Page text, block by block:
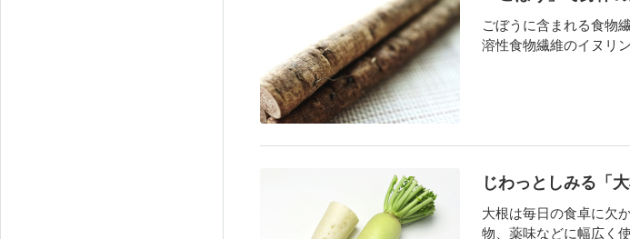
ごぼうに含まれる食物
溶性食物繊維のイヌリ
じわっとしみる「
大根は毎日の食卓に欠
物、薬味などに幅広く